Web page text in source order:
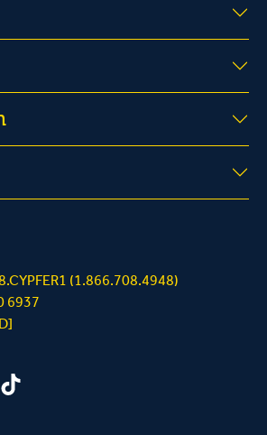
(1.866.708.4948)
6937
Tiktok